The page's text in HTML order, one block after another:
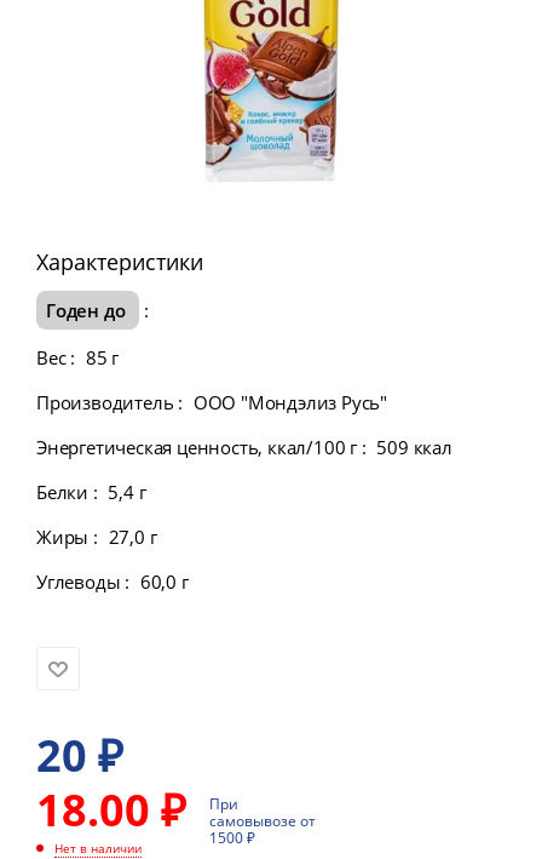
Характеристики
Годен до
:
Вес : 85 г
Производитель : ООО "Мондэлиз Русь"
Энергетическая ценность, ккал/100 г : 509 ккал
Белки : 5,4 г
Жиры : 27,0 г
Углеводы : 60,0 г
20 ₽
18.00 ₽
При
самовывозе от
1500 ₽
Нет в наличии